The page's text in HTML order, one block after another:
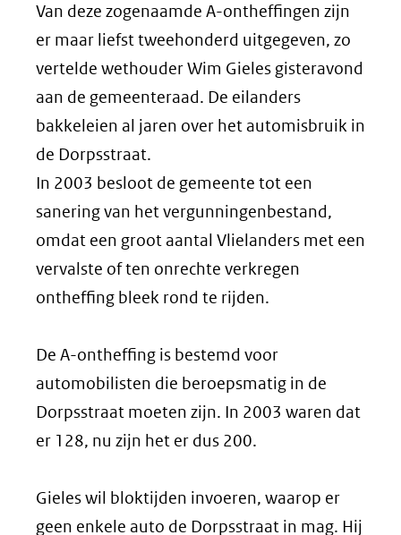
Van deze zogenaamde A-ontheffingen zijn
er maar liefst tweehonderd uitgegeven, zo
vertelde wethouder Wim Gieles gisteravond
aan de gemeenteraad. De eilanders
bakkeleien al jaren over het automisbruik in
de Dorpsstraat.
In 2003 besloot de gemeente tot een
sanering van het vergunningenbestand,
omdat een groot aantal Vlielanders met een
vervalste of ten onrechte verkregen
ontheffing bleek rond te rijden.
De A-ontheffing is bestemd voor
automobilisten die beroepsmatig in de
Dorpsstraat moeten zijn. In 2003 waren dat
er 128, nu zijn het er dus 200.
Gieles wil bloktijden invoeren, waarop er
geen enkele auto de Dorpsstraat in mag. Hij